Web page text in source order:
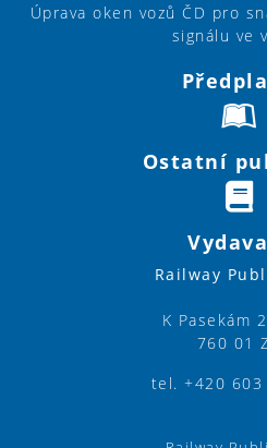
Úprava oken vozů ČD pro
signálu ve
Ostatní
Railway
K Pasekám
760 01
tel. +420 603